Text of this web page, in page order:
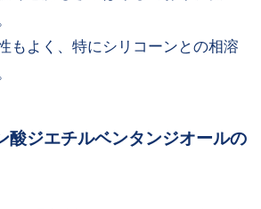
もよく、特にシリコーンとの相溶
酸ジエチルベンタンジオールの